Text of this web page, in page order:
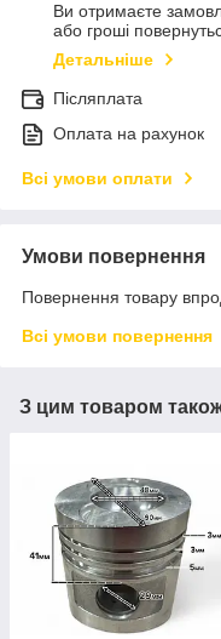
Ви отримаєте
або гроші
Детальніше
Післяплата
Оплата на рахунок
Всі умови оплати
Умови повернення
Повернення товару
Всі умови повернення
З цим товаром